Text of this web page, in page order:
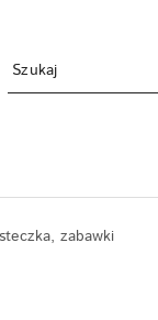
zabawki